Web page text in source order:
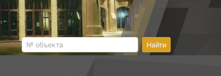
Найти